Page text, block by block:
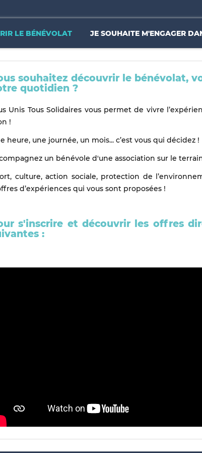
LE BÉNÉVOLAT JE SOUHAITE M'ENGAGER
souhaitez découvrir le bénévolat, v
quotidien ?
Unis Tous Solidaires vous permet de vivre
!
heure, une journée, un mois... c’est vous qui décidez !
un bénévole d'une association sur le
culture, action sociale, protection de
d’expériences qui vous sont proposées !
s'inscrire et découvrir les offres
: